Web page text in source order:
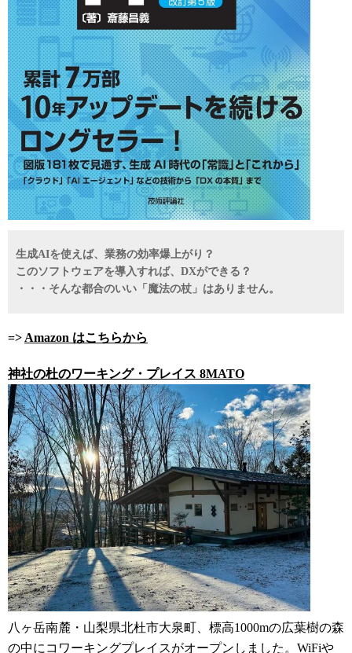
生成AIを使えば、業務の効率爆上がり？
このソフトウェアを導入すれば、DXができる？
・・・そんな都合のいい「魔法の杖」はありません。
=> Amazon はこちらから
神社の杜のワーキング・プレイス 8MATO
八ヶ岳南麓・山梨県北杜市大泉町、標高1000mの広葉樹の森
の中にコワーキングプレイスがオープンしました。WiFiや